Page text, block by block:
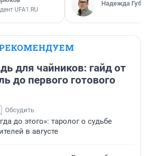
UFA1.RU
Надежда
для чайников: гайд от
до первого готового
Обсудить
до этого»: таролог о судьбе
в августе